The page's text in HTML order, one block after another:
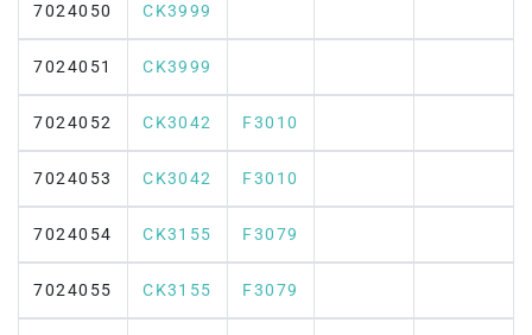
7024050 CK3999
7024051 CK3999
7024052 CK3042 F3010
7024053 CK3042 F3010
7024054 CK3155 F3079
7024055 CK3155 F3079